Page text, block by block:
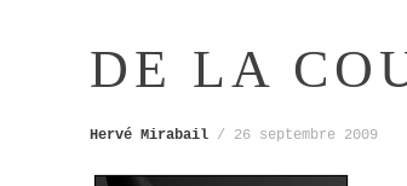
DE LA
Hervé Mirabail/ 26 septembre 2009